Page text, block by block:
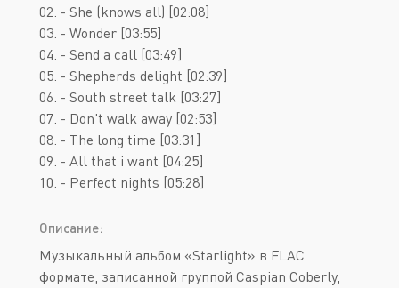
02. - She (knows all) [02:08]
03. - Wonder [03:55]
04. - Send a call [03:49]
05. - Shepherds delight [02:39]
06. - South street talk [03:27]
07. - Don't walk away [02:53]
08. - The long time [03:31]
09. - All that i want [04:25]
10. - Perfect nights [05:28]
Описание:
Музыкальный альбом «Starlight» в FLAC
формате, записанной группой Caspian Coberly,